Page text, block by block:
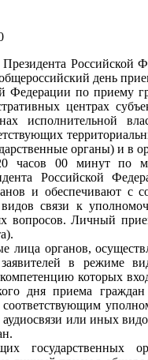
Российской
день
Федерации по приему
центрах
исполнительной
органы) и в
00 минут по
Российской
и обеспечивают с
видов связи к
вопросов. Личный
лица органов,
в режиме
которых
дня приема
аудиосвязи или иных
государственных